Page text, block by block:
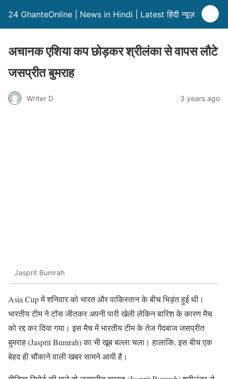
24 GhanteOnline | News in Hindi | Latest हिंदी न्यूज़
अचानक एशिया कप छोड़कर श्रीलंका से वापस लौटे
जसप्रीत बुमराह
Writer D 3 years ago
Jasprit Bumrah
Asia Cup में शनिवार को भारत और पाकिस्तान के बीच भिड़ंत हुई थी।
भारतीय टीम ने टॉस जीतकर अपनी पारी खेली लेकिन बारिश के कारण मैच
को रद्द कर दिया गया। इस मैच में भारतीय टीम के तेज गेंदबाज जसप्रीत
बुमराह (Jasprit Bumrah) का भी खूब बल्ला चला। हालांकि, इस बीच एक
बेहद ही चौंकाने वाली खबर सामने आयी है।